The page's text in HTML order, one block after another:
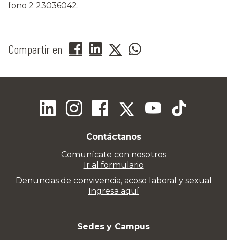
fono 2 23036042.
Compartir en
Contáctanos
Comunícate con nosotros
Ir al formulario
Denuncias de convivencia, acoso laboral y sexual
Ingresa aquí
Sedes y Campus